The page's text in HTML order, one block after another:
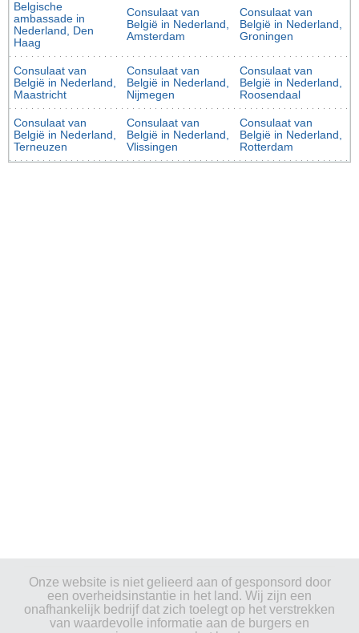
Belgische
ambassade in
Nederland, Den
Haag
Consulaat van
België in Nederland,
Amsterdam
Consulaat van
België in Nederland,
Groningen
Consulaat van
België in Nederland,
Maastricht
Consulaat van
België in Nederland,
Nijmegen
Consulaat van
België in Nederland,
Roosendaal
Consulaat van
België in Nederland,
Terneuzen
Consulaat van
België in Nederland,
Vlissingen
Consulaat van
België in Nederland,
Rotterdam
Onze website is niet gelieerd aan of gesponsord door
een overheidsinstantie in het land. Wij zijn een
onafhankelijk bedrijf dat zich toelegt op het verstrekken
van waardevolle informatie aan de burgers en